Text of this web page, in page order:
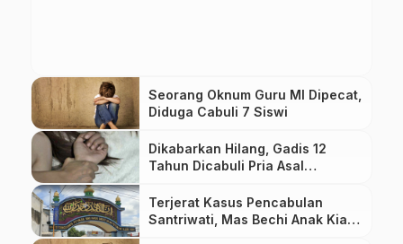
Seorang Oknum Guru MI Dipecat,
Diduga Cabuli 7 Siswi
Dikabarkan Hilang, Gadis 12
Tahun Dicabuli Pria Asal
Terjerat Kasus Pencabulan
Santriwati, Mas Bechi Anak Kiai